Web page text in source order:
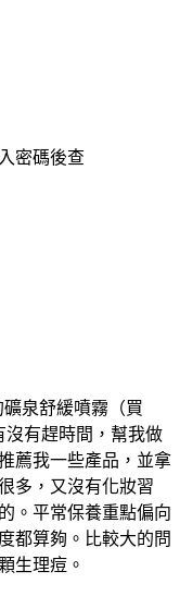
密碼後查
泉舒緩噴霧（買
沒有趕時間，幫我做
薦我一些產品，並拿
多，又沒有化妝習
。平常保養重點偏向
都算夠。比較大的問
生理痘。